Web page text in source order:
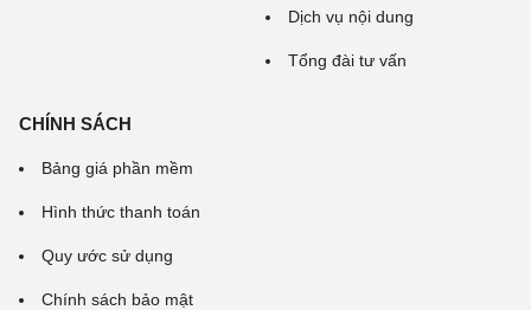
Dịch vụ nội dung
Tổng đài tư vấn
CHÍNH SÁCH
Bảng giá phần mềm
Hình thức thanh toán
Quy ước sử dụng
Chính sách bảo mật